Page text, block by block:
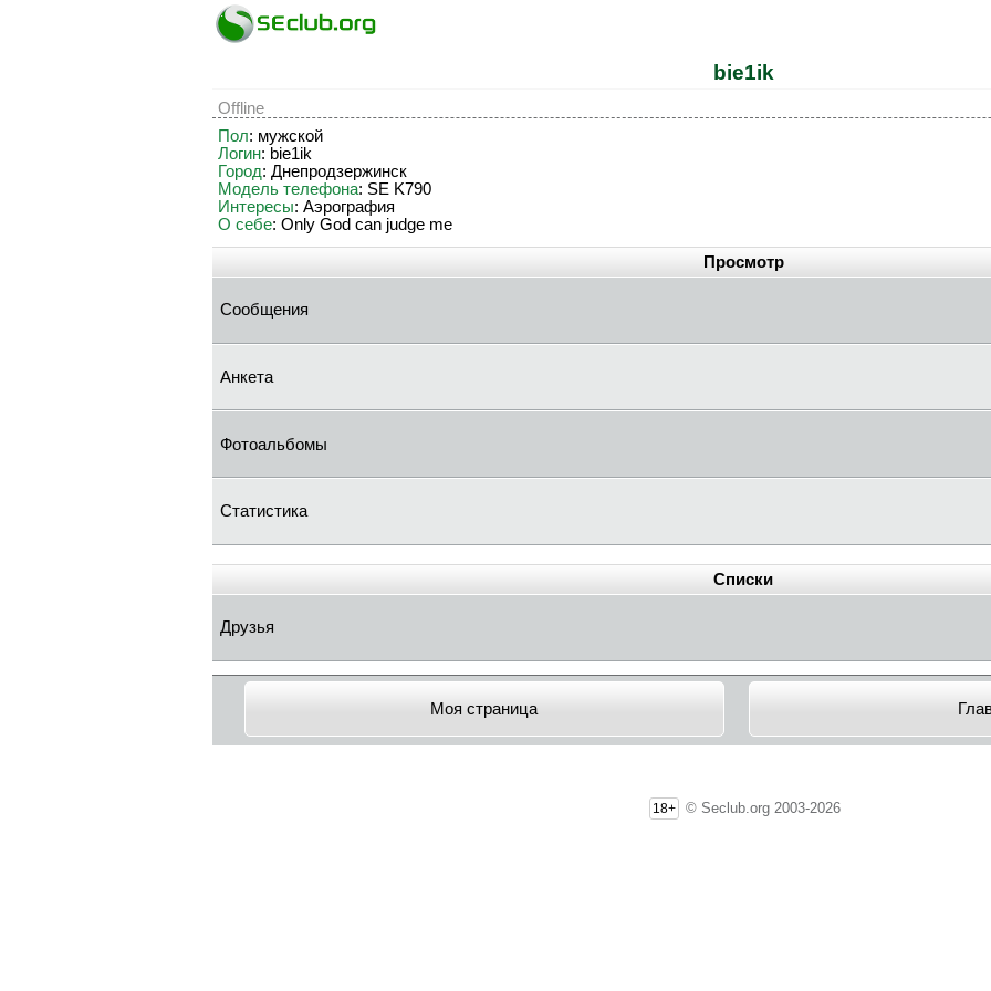
bie1ik
Offline
Пол: мужской
Логин: bie1ik
Город: Днепродзержинск
Модель телефона: SE K790
Интересы: Аэрография
О себе: Only God can judge me
Просмотр
Сообщения
Анкета
Фотоальбомы
Статистика
Списки
Друзья
Моя страница
18+ © Seclub.org 2003-2026